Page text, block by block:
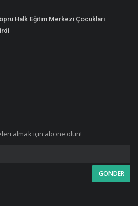
Halk Eğitim Merkezi Çocukları
almak için abone olun!